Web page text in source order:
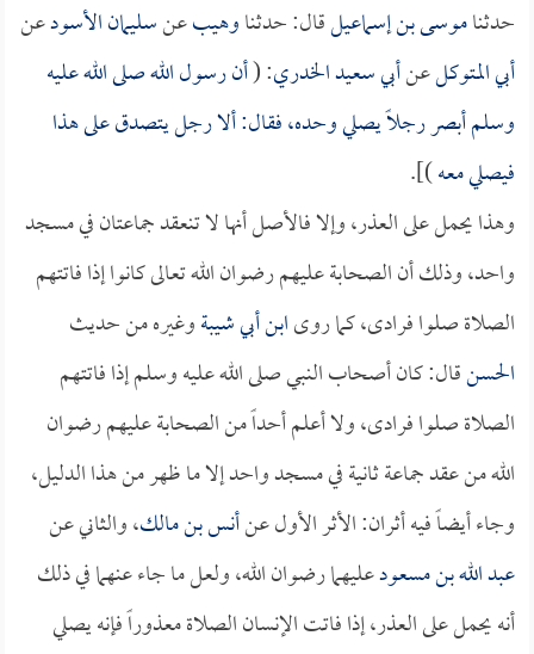
حدثناموسى بن إسماعيلقال: حدثناوهيبعنسليمان الأسودعن
أبي المتوكلعنأبي سعيد الخدري: (أن رسول الله صلى الله عليه
وسلم أبصر رجلاً يصلي وحده، فقال: ألا رجل يتصدق على هذا
فيصلي معه)].
وهذا يحمل على العذر، وإلا فالأصل أنها لا تنعقد جماعتان في مسجد
واحد، وذلك أن الصحابة عليهم رضوان الله تعالى كانوا إذا فاتتهم
الصلاة صلوا فرادى، كما روىابن أبي شيبةوغيره من حديث
الحسنقال: كان أصحاب النبي صلى الله عليه وسلم إذا فاتتهم
الصلاة صلوا فرادى، ولا أعلم أحداً من الصحابة عليهم رضوان
الله من عقد جماعة ثانية في مسجد واحد إلا ما ظهر من هذا الدليل،
وجاء أيضاً فيه أثران: الأثر الأول عنأنس بن مالك، والثاني عن
عبد الله بن مسعودعليهما رضوان الله، ولعل ما جاء عنهما في ذلك
أنه يحمل على العذر، إذا فاتت الإنسان الصلاة معذوراً فإنه يصلي